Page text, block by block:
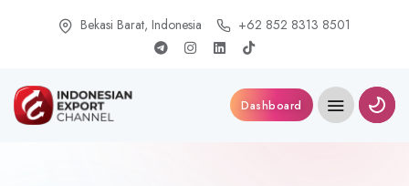
Bekasi Barat, Indonesia +62 852 8313 8501
Dashboard